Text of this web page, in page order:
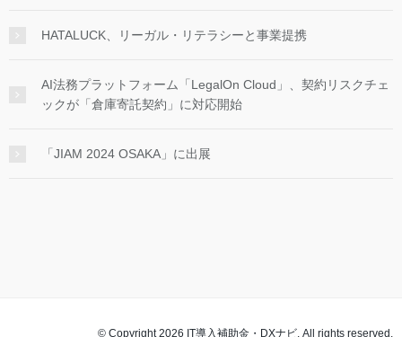
HATALUCK、リーガル・リテラシーと事業提携
AI法務プラットフォーム「LegalOn Cloud」、契約リスクチェ
ックが「倉庫寄託契約」に対応開始
「JIAM 2024 OSAKA」に出展
© Copyright 2026 IT導入補助金・DXナビ. All rights reserved.